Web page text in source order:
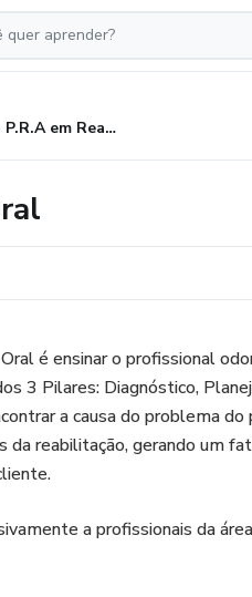
Método P.R.A em Reabilitação Oral
é ensinar o profissional
3 Pilares: Diagnóstico,
a causa do problema
da reabilitação, gerando um
a profissionais da área